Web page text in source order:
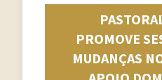
PROMOVE
MUDANÇAS